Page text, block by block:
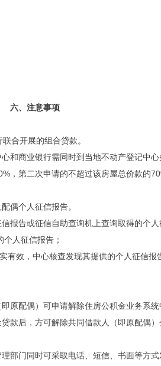
六、注意事项
合开展的组合贷款。
和商业银行需同时到当地不动产登记中心
，第二次申请的不超过该房屋总价款的
偶个人征信报告。
报告或征信自助查询机上查询取得的个人
人征信报告；
有效，中心核查发现其提供的个人征信
原配偶）可申请解除住房公积金业务系统
款后，方可解除共同借款人（即原配偶）
部门同时可采取电话、短信、书面等方